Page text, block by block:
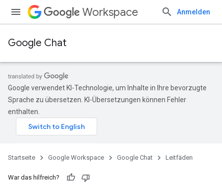
Workspace Anmelden
Google Chat
Google verwendet KI-Technologie, um Inhalte in Ihre bevorzugte
Sprache zu übersetzen. KI-Übersetzungen können Fehler
enthalten.
Startseite Google Workspace Google Chat Leitfäden
War das hilfreich?